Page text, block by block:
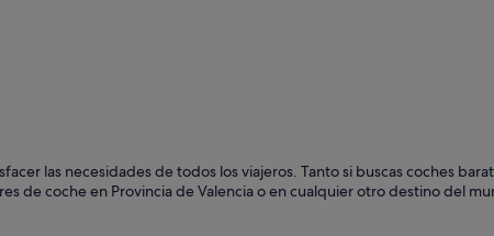
las necesidades de todos los viajeros. Tanto si buscas coches
de coche en Provincia de Valencia o en cualquier otro destino del